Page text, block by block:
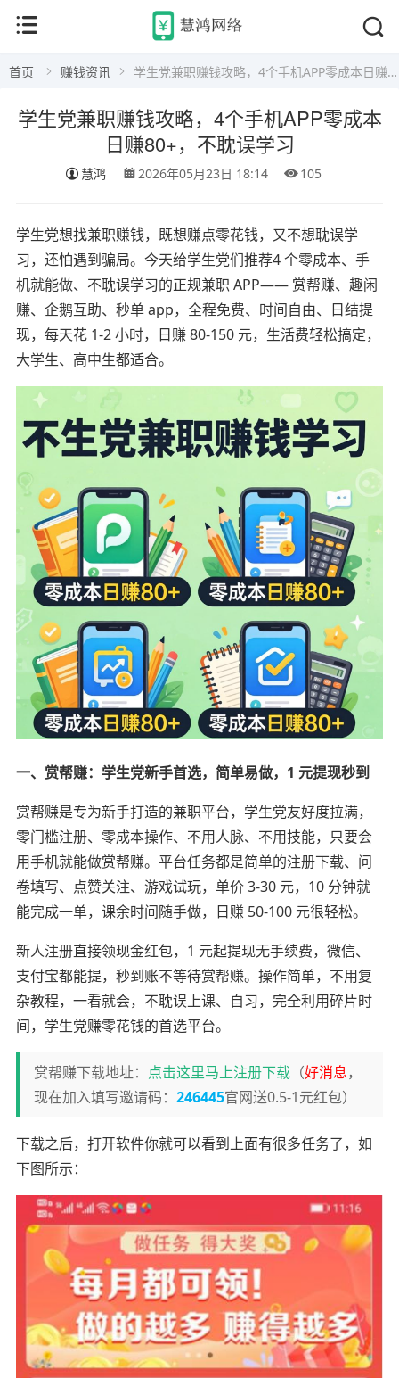
首页 赚钱资讯 学生党兼职赚钱攻略，4个手机APP零成本日赚80+，不耽误学习
学生党兼职赚钱攻略，4个手机APP零成本
日赚80+，不耽误学习
慧鸿 2026年05月23日 18:14 105
学生党想找兼职赚钱，既想赚点零花钱，又不想耽误学
习，还怕遇到骗局。今天给学生党们推荐4 个零成本、手
机就能做、不耽误学习的正规兼职 APP—— 赏帮赚、趣闲
赚、企鹅互助、秒单 app，全程免费、时间自由、日结提
现，每天花 1-2 小时，日赚 80-150 元，生活费轻松搞定，
大学生、高中生都适合。
一、赏帮赚：学生党新手首选，简单易做，1 元提现秒到
赏帮赚是专为新手打造的兼职平台，学生党友好度拉满，
零门槛注册、零成本操作、不用人脉、不用技能，只要会
用手机就能做赏帮赚。平台任务都是简单的注册下载、问
卷填写、点赞关注、游戏试玩，单价 3-30 元，10 分钟就
能完成一单，课余时间随手做，日赚 50-100 元很轻松。
新人注册直接领现金红包，1 元起提现无手续费，微信、
支付宝都能提，秒到账不等待赏帮赚。操作简单，不用复
杂教程，一看就会，不耽误上课、自习，完全利用碎片时
间，学生党赚零花钱的首选平台。
赏帮赚下载地址： 点击这里马上注册下载（好消息，
现在加入填写邀请码： 246445官网送0.5-1元红包）
下载之后，打开软件你就可以看到上面有很多任务了，如
下图所示：